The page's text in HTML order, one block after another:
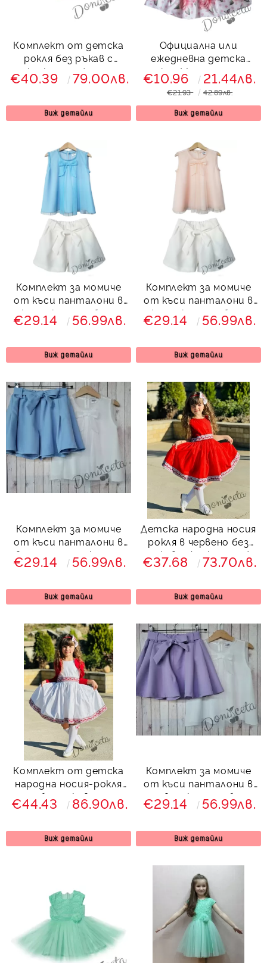
Комплект от детска
рокля без ръкав с
фолклорни/етно
мотиви и болеро в
€40.39 79.00лв.
Виж детайли
Официална или
ежедневна детска
рокля Магдалена на
цветя в розово
€10.96 21.44лв.
€21.93 42.89лв.
Виж детайли
Комплект за момиче
от къси панталони в
екрю с колан и блуза
без ръкав в
панделка Вая
€29.14 56.99лв.
Виж детайли
Комплект за момиче
от къси панталони в
екрю с колан и блуза
без ръкав в цвят
€29.14 56.99лв.
Виж детайли
Комплект за момиче
от къси панталони в
светлосиньо с колан и
блуза без ръкав в екрю
€29.14 56.99лв.
Виж детайли
Детска народна носия
рокля в червено без
ръкав с фолклорни/
етно мотиви
€37.68 73.70лв.
Виж детайли
Комплект от детска
народна носия-рокля
без ръкав с
фолклорни/етно
червено
€44.43 86.90лв.
Виж детайли
Комплект за момиче
от къси панталони в
лилаво с колан и блуза
без ръкав в екрю с
€29.14 56.99лв.
Виж детайли